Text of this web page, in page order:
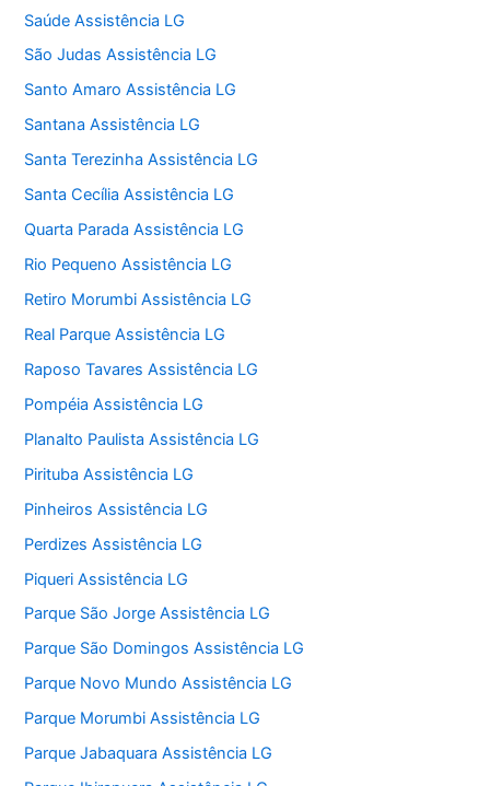
Saúde Assistência LG
São Judas Assistência LG
Santo Amaro Assistência LG
Santana Assistência LG
Santa Terezinha Assistência LG
Santa Cecília Assistência LG
Quarta Parada Assistência LG
Rio Pequeno Assistência LG
Retiro Morumbi Assistência LG
Real Parque Assistência LG
Raposo Tavares Assistência LG
Pompéia Assistência LG
Planalto Paulista Assistência LG
Pirituba Assistência LG
Pinheiros Assistência LG
Perdizes Assistência LG
Piqueri Assistência LG
Parque São Jorge Assistência LG
Parque São Domingos Assistência LG
Parque Novo Mundo Assistência LG
Parque Morumbi Assistência LG
Parque Jabaquara Assistência LG